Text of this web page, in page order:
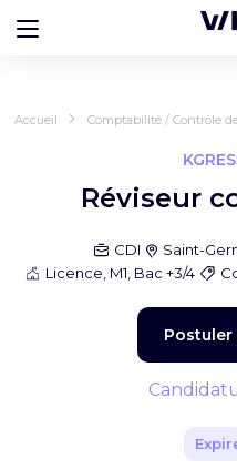
Accueil Comptabilité / Contrôle
Réviseur
CDI Saint-
Licence, M1, Bac +3/4